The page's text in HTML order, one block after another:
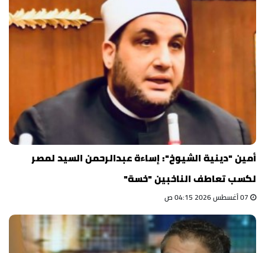
أمين "دينية الشيوخ": إساءة عبدالرحمن السيد لمصر
لكسب تعاطف الناخبين "خسة"